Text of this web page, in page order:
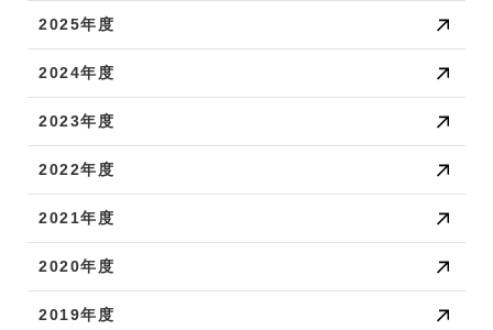
2025年度
2024年度
2023年度
2022年度
2021年度
2020年度
2019年度